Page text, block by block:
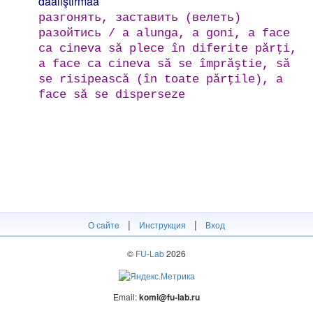
разгонять, заставить (велеть)
разойтись / а alunga, a goni, a face
ca cineva să plece în diferite părţi,
a face ca cineva să se împrăştie, să
se risipească (în toate părţile), a
face să se disperseze
О сайте | Инструкция | Вход
© FU-Lab2026
Email:komi@fu-lab.ru